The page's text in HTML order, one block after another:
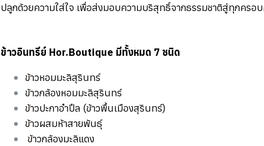
ปลูกด้วยความใส่ใจ เพื่อส่งมอบความบริสุทธิ์จากธรรมชาติสู่ทุกครอ
️ข้าวอินทรีย์ Hor.Boutique มีทั้งหมด 7 ชนิด
ข้าวหอมมะลิสุรินทร์
ข้าวกล้องหอมมะลิสุรินทร์
ข้าวปะกาอำปึล (ข้าวพื้นเมืองสุรินทร์)
ข้าวผสมห้าสายพันธุ์
️ ข้าวกล้องมะลิแดง